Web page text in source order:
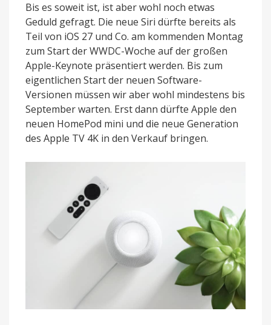
Bis es soweit ist, ist aber wohl noch etwas
Geduld gefragt. Die neue Siri dürfte bereits als
Teil von iOS 27 und Co. am kommenden Montag
zum Start der WWDC-Woche auf der großen
Apple-Keynote präsentiert werden. Bis zum
eigentlichen Start der neuen Software-
Versionen müssen wir aber wohl mindestens bis
September warten. Erst dann dürfte Apple den
neuen HomePod mini und die neue Generation
des Apple TV 4K in den Verkauf bringen.